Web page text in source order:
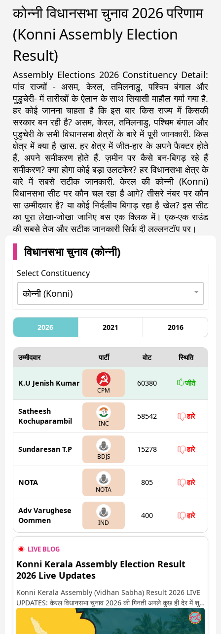
कोन्नी विधानसभा चुनाव 2026 परिणाम
(Konni Assembly Election
Result)
Assembly Elections 2026 Constituency Detail:
पांच राज्यों - असम, केरल, तमिलनाडु, पश्चिम बंगाल और
पुडुचेरी- में तारीखों के ऐलान के साथ सियासी माहौल गर्मा गया है.
हर कोई जानना चाहता है कि इस बार किस राज्य में किसकी
सरकार बन रही है? असम, केरल, तमिलनाडु, पश्चिम बंगाल और
पुडुचेरी के सभी विधानसभा क्षेत्रों के बारे में पूरी जानकारी. किस
क्षेत्र में क्या है ख़ास. हर क्षेत्र में जीत-हार के अपने फैक्टर होते
हैं, अपने समीकरण होते हैं. ज़मीन पर कैसे बन-बिगड़ रहे हैं
समीकरण? क्या होगा कोई बड़ा उलटफेर? हर विधानसभा क्षेत्र के
बारे में सबसे सटीक जानकारी. केरल की कोन्नी (Konni)
विधानसभा सीट पर कौन चल रहा है आगे? तीसरे नंबर पर कौन
सा उम्मीदवार है? या कोई निर्दलीय बिगाड़ रहा है खेल? इस सीट
का पूरा लेखा-जोखा जानिए बस एक क्लिक में। एक-एक राउंड
की सबसे तेज और सटीक जानकारी सिर्फ दी लल्लनटॉप पर।
विधानसभा चुनाव (कोन्नी)
Select Constituency
2026 2021 2016
उम्मीदवार पार्टी वोट स्थिति
K.U Jenish Kumar
CPM
60380 जीते
Satheesh
Kochuparambil
INC
58542 हारे
Sundaresan T.P
BDJS
15278 हारे
NOTA
NOTA
805 हारे
Adv Varughese
Oommen
IND
400 हारे
LIVE BLOG
Konni Kerala Assembly Election Result
2026 Live Updates
Konni Kerala Assembly (Vidhan Sabha) Result 2026 LIVE
UPDATES: केरल विधानसभा चुनाव 2026 की गिनती अगले कुछ ही देर में शुरू
होने वाली है. यहां देखें कोन्नी सीट पर कौन आगे-कौन पीछे से लेकर किस तरफ
जा रहें है रुझान. साथ ही पाइए इस सीट पर हो रही हर एक हलचल की अपडेट